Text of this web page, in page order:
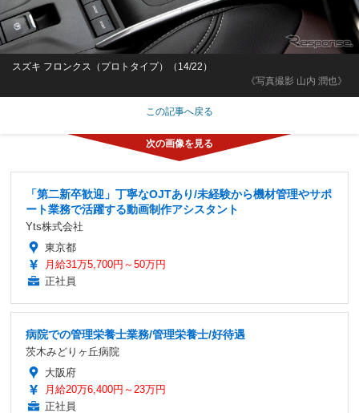
《写真撮影 山内 潤也》
スズキ フロンクス（プロトタイプ）（14/22）
この記事へ戻る
「第二新卒歓迎」丁寧なOJTあり/未経験から機材管理やサポ
ート業務で活躍する動画制作アシスタント
Yts株式会社
東京都
月給31万5,700円～50万円
正社員
病院での管理栄養士業務/管理栄養士/好待遇
茨木みどりヶ丘病院
大阪府
月給20万6,400円～23万円
正社員